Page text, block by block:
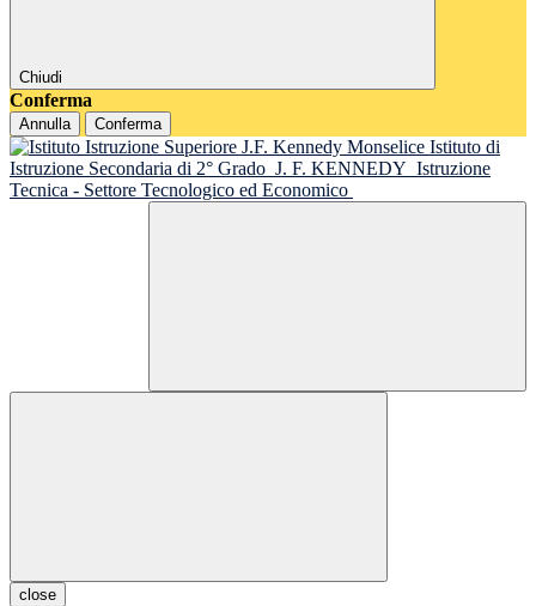
Chiudi
Conferma
Annulla Conferma
Istituto di
Istruzione Secondaria di 2° Grado J. F. KENNEDY Istruzione
Tecnica - Settore Tecnologico ed Economico
close